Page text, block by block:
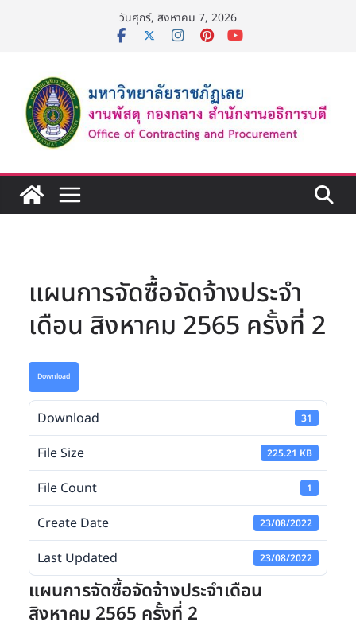
วันศุกร์, สิงหาคม 7, 2026
แผนการจัดซื้อจัดจ้างประจำ
เดือน สิงหาคม 2565 ครั้งที่ 2
Download
Download 31
File Size 225.21 KB
File Count 1
Create Date 23/08/2022
Last Updated 23/08/2022
แผนการจัดซื้อจัดจ้างประจำเดือน
สิงหาคม 2565 ครั้งที่ 2